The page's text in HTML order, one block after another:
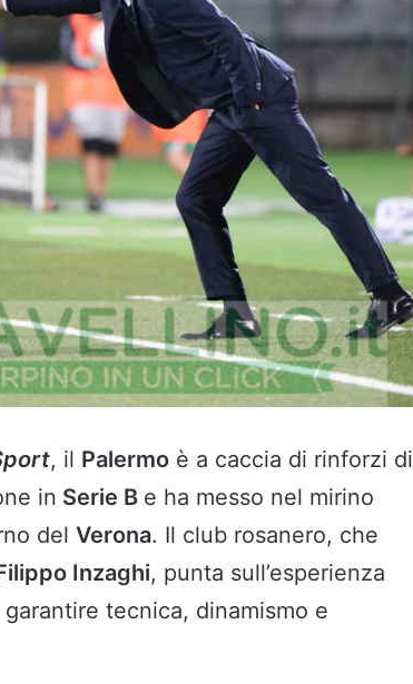
, il Palermo è a caccia di rinforzi di
in Serie B e ha messo nel mirino
del Verona. Il club rosanero, che
Inzaghi, punta sull’esperienza
tecnica, dinamismo e